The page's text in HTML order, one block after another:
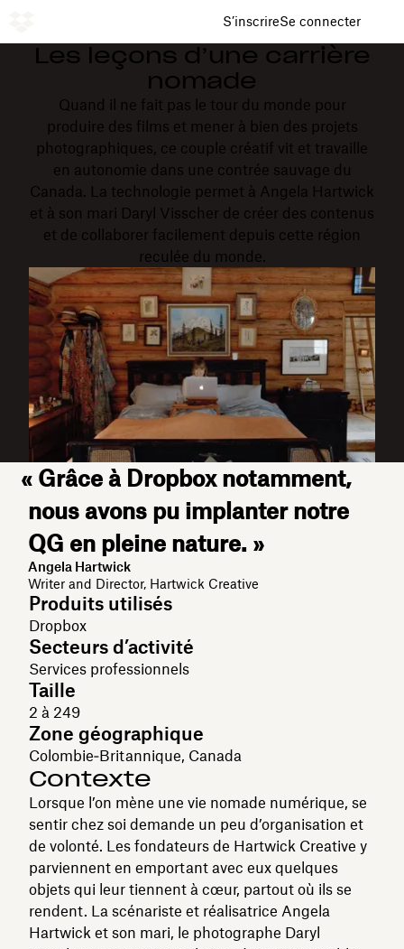
S’inscrireSe connecter
Les leçons d’une carrière
nomade
Quand il ne fait pas le tour du monde pour
produire des films et mener à bien des projets
photographiques, ce couple créatif vit et travaille
en autonomie dans une contrée sauvage du
Canada. La technologie permet à Angela Hartwick
et à son mari Daryl Visscher de créer des contenus
et de collaborer facilement depuis cette région
reculée du monde.
« Grâce à Dropbox notamment,
nous avons pu implanter notre
QG en pleine nature. »
Angela Hartwick
Writer and Director, Hartwick Creative
Produits utilisés
Dropbox
Secteurs d’activité
Services professionnels
Taille
2 à 249
Zone géographique
Colombie‑Britannique, Canada
Contexte
Lorsque l’on mène une vie nomade numérique, se
sentir chez soi demande un peu d’organisation et
de volonté. Les fondateurs de Hartwick Creative y
parviennent en emportant avec eux quelques
objets qui leur tiennent à cœur, partout où ils se
rendent. La scénariste et réalisatrice Angela
Hartwick et son mari, le photographe Daryl